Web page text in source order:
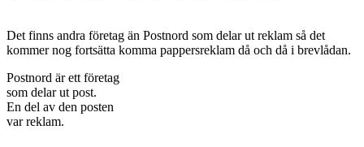
Det finns andra företag än Postnord som delar ut reklam så det
kommer nog fortsätta komma pappersreklam då och då i brevlådan.
Postnord är ett företag
som delar ut post.
En del av den posten
var reklam.